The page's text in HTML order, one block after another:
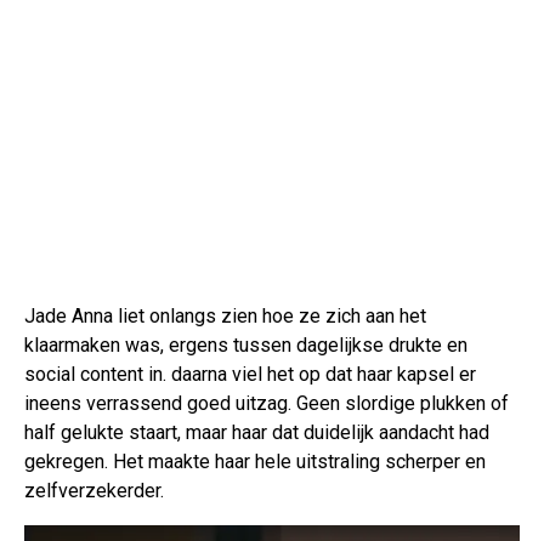
Jade Anna liet onlangs zien hoe ze zich aan het
klaarmaken was, ergens tussen dagelijkse drukte en
social content in. daarna viel het op dat haar kapsel er
ineens verrassend goed uitzag. Geen slordige plukken of
half gelukte staart, maar haar dat duidelijk aandacht had
gekregen. Het maakte haar hele uitstraling scherper en
zelfverzekerder.